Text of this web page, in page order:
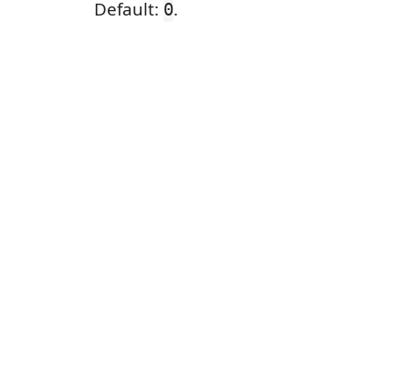
Default: 0.